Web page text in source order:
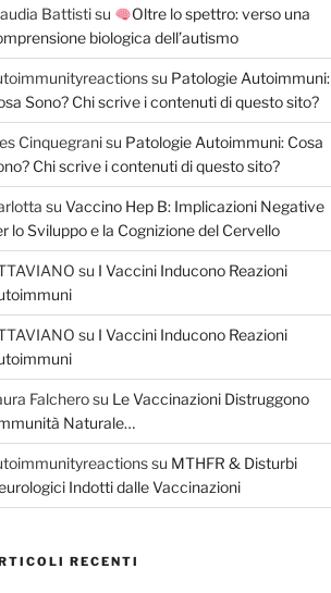
Battistisu
Oltre lo spettro: verso una
biologica dell’autismo
su Patologie Autoimmuni:
Sono? Chi scrive i contenuti di questo sito?
Cinquegranisu Patologie Autoimmuni: Cosa
Chi scrive i contenuti di questo sito?
su Vaccino Hep B: Implicazioni Negative
lo Sviluppo e la Cognizione del Cervello
su I Vaccini Inducono Reazioni
su I Vaccini Inducono Reazioni
Falcherosu Le Vaccinazioni Distruggono
Naturale…
su MTHFR & Disturbi
Indotti dalle Vaccinazioni
RECENTI